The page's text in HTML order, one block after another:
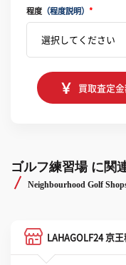
程度 （程度説明）*
買取査定
ゴルフ練習場 に関
Neighbourhood Golf
LAHAGOLF24 京